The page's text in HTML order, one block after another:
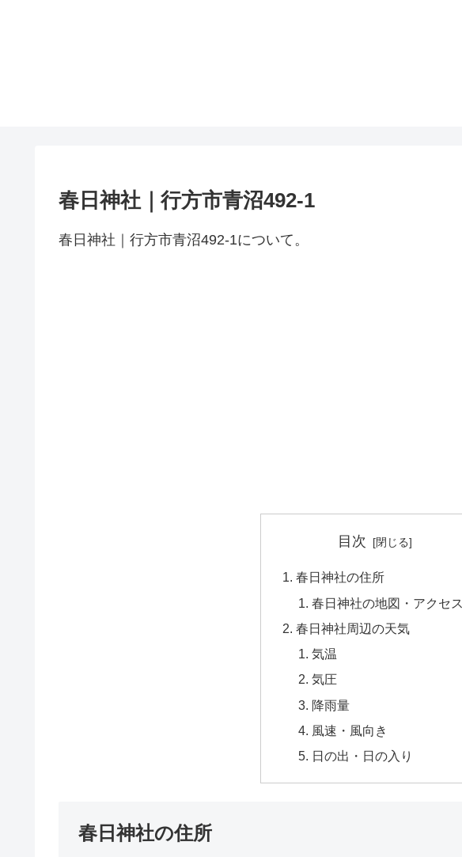
春日神社｜行方市青沼492-1
春日神社｜行方市青沼492-1について。
目次
春日神社の住所
春日神社の地図・アクセス
春日神社周辺の天気
気温
気圧
降雨量
風速・風向き
日の出・日の入り
春日神社の住所